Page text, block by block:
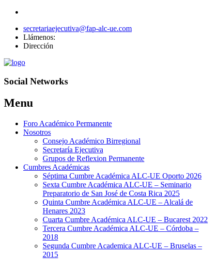
secretariaejecutiva@fap-alc-ue.com
Llámenos:
Dirección
Social Networks
Menu
Skip
Foro Académico Permanente
Nosotros
Consejo Académico Birregional
Secretaría Ejecutiva
Grupos de Reflexion Permanente
Cumbres Académicas
Séptima Cumbre Académica ALC-UE Oporto 2026
Sexta Cumbre Académica ALC-UE – Seminario
Preparatorio de San José de Costa Rica 2025
Quinta Cumbre Académica ALC-UE – Alcalá de
Henares 2023
Cuarta Cumbre Académica ALC-UE – Bucarest 2022
Tercera Cumbre Académica ALC-UE – Córdoba –
2018
Segunda Cumbre Academica ALC-UE – Bruselas –
2015